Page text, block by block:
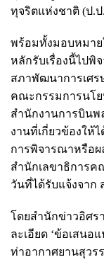
ทุจริตแห่งชาติ (ป.ป
พร้อมทั้งมอบหมาย
หลักรับเรื่องนี้ไปพิ
สภาพัฒนาการเศร
คณะกรรมการนโย
สำนักงานการบินพ
งานที่เกี่ยวข้องให้
การพิจารณาหรือผ
สำนักเลขาธิการค
วันที่ได้รับแจ้งจาก
โดยสำนักข่าวอิศร
ละเอียด ‘ข้อเสน
ท่าอากาศยานสุวร